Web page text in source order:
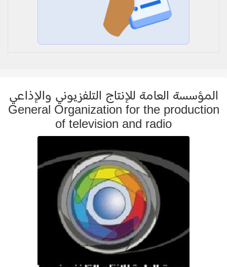
المؤسسة العامة للإنتاج التلفزيوني والإذاعي
General Organization for the production
of television and radio